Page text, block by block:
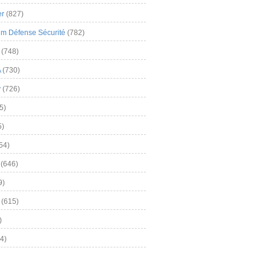
(827)
Défense Sécurité (782)
(748)
(730)
(726)
(615)